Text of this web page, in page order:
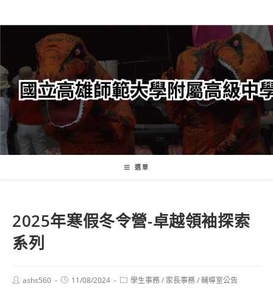
轉
要
內
容
選單
2025年寒假冬令營-卓越領袖探索
系列
Postashs560
Post11/08/2024
Post學生事務/ 家長事務/輔導室公告